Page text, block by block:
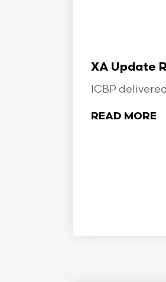
XA Update
ICBP
READ MORE